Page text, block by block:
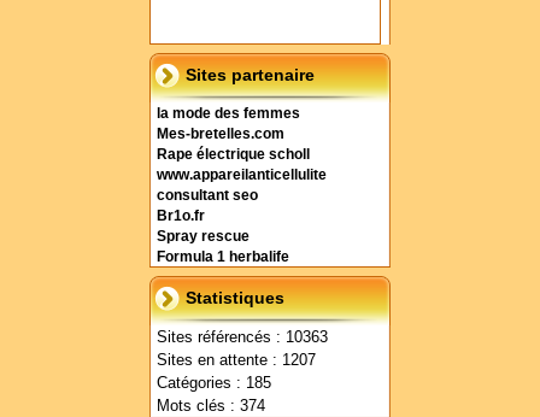
Sites partenaire
la mode des femmes
Mes-bretelles.com
Rape électrique scholl
www.appareilanticellulite
consultant seo
Br1o.fr
Spray rescue
Formula 1 herbalife
Statistiques
Sites référencés : 10363
Sites en attente : 1207
Catégories : 185
Mots clés : 374